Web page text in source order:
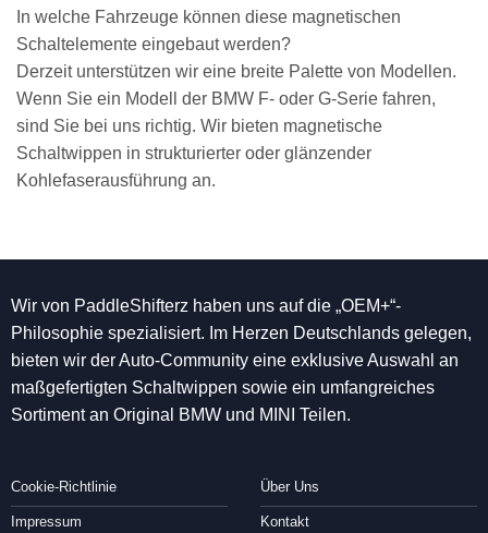
In welche Fahrzeuge können diese magnetischen
Schaltelemente eingebaut werden?
Derzeit unterstützen wir eine breite Palette von Modellen.
Wenn Sie ein Modell der BMW F- oder G-Serie fahren,
sind Sie bei uns richtig. Wir bieten magnetische
Schaltwippen in strukturierter oder glänzender
Kohlefaserausführung an.
Wir von PaddleShifterz haben uns auf die „OEM+“-
Philosophie spezialisiert. Im Herzen Deutschlands gelegen,
bieten wir der Auto-Community eine exklusive Auswahl an
maßgefertigten Schaltwippen sowie ein umfangreiches
Sortiment an Original BMW und MINI Teilen.
Cookie-Richtlinie
Impressum
Über Uns
Kontakt